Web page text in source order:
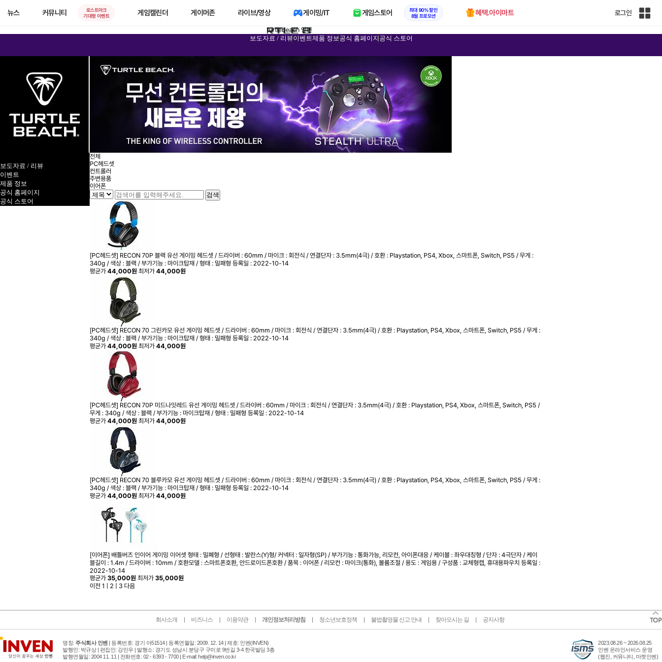
뉴스 커뮤니티
로스트아크
기대평 이벤트
게임캘린더 게이머존 라이브/영상 게이밍/IT 게임스토어
최대 90% 할인
8월 프로모션
혜택.아이마트 로그인
인
전
turtlebeach 인벤
보도자료 / 리뷰 이벤트제품 정보 공식 홈페이지 공식 스토어
보도자료 / 리뷰
이벤트
제품 정보
공식 홈페이지
공식 스토어
전체
PC헤드셋
컨트롤러
주변용품
이어폰
[PC헤드셋] RECON 70P 블랙 유선 게이밍 헤드셋 / 드라이버 : 60mm / 마이크 : 회전식 / 연결단자 : 3.5mm(4극) / 호환 : Playstation, PS4, Xbox, 스마트폰, Switch, PS5 / 무게 :
340g / 색상 : 블랙 / 부가기능 : 마이크탑재 / 형태 : 밀패형 등록일 : 2022-10-14
평균가 44,000원 최저가 44,000원
[PC헤드셋] RECON 70 그린카모 유선 게이밍 헤드셋 / 드라이버 : 60mm / 마이크 : 회전식 / 연결단자 : 3.5mm(4극) / 호환 : Playstation, PS4, Xbox, 스마트폰, Switch, PS5 / 무게 :
340g / 색상 : 블랙 / 부가기능 : 마이크탑재 / 형태 : 밀패형 등록일 : 2022-10-14
평균가 44,000원 최저가 44,000원
[PC헤드셋] RECON 70P 미드나잇레드 유선 게이밍 헤드셋 / 드라이버 : 60mm / 마이크 : 회전식 / 연결단자 : 3.5mm(4극) / 호환 : Playstation, PS4, Xbox, 스마트폰, Switch, PS5 /
무게 : 340g / 색상 : 블랙 / 부가기능 : 마이크탑재 / 형태 : 밀패형 등록일 : 2022-10-14
평균가 44,000원 최저가 44,000원
[PC헤드셋] RECON 70 블루카모 유선 게이밍 헤드셋 / 드라이버 : 60mm / 마이크 : 회전식 / 연결단자 : 3.5mm(4극) / 호환 : Playstation, PS4, Xbox, 스마트폰, Switch, PS5 / 무게 :
340g / 색상 : 블랙 / 부가기능 : 마이크탑재 / 형태 : 밀패형 등록일 : 2022-10-14
평균가 44,000원 최저가 44,000원
[이어폰] 배틀버즈 인이어 게이밍 이어셋 형태 : 밀폐형 / 선형태 : 발란스(Y)형/ 커넥터 : 일자형(SP) / 부가기능 : 통화가능, 리모컨, 아이폰대응 / 케이블 : 좌우대칭형 / 단자 : 4극단자 / 케이
블길이 : 1.4m / 드라이버 : 10mm / 호환모델 : 스마트폰호환, 안드로이드폰호환 / 품목 : 이어폰 / 리모컨 : 마이크(통화), 볼륨조절 / 용도 : 게임용 / 구성품 : 교체형캡, 휴대용파우치 등록일 :
2022-10-14
평균가 35,000원 최저가 35,000원
이전 1 2 3 다음
회사소개 비즈니스 이용약관 개인정보처리방침 청소년보호정책 불법촬영물 신고 안내 찾아오시는 길 공지사항
명칭: 주식회사 인벤 | 등록번호: 경기 아51514 | 등록연월일: 2009. 12. 14 | 제호: 인벤(INVEN)
발행인: 박규상 | 편집인: 강민우 | 발행소: 경기도 성남시 분당구 구미로 9번길 3-4 한국빌딩 3층
발행연월일: 2004 11. 11 | 전화번호: 02 - 6393 - 7700 | E-mail: help@inven.co.kr
2023.08.26 ~ 2026.08.25
인벤 온라인서비스 운영
(웹진, 커뮤니티, 마켓인벤)